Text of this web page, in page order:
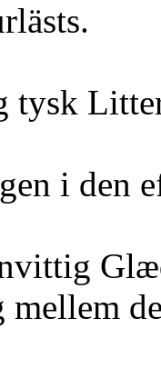
tysk
i den